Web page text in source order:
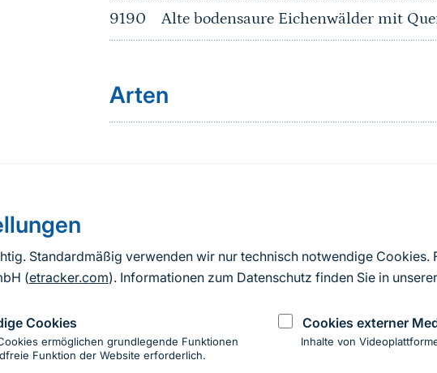
Standardmäßig verwenden wir nur technisch notwendige Cookies.
(etracker.com). Informationen zum Datenschutz finden Sie in unserer
Cookies
ermöglichen grundlegende Funktionen
Funktion der Website erforderlich.
Cookies externer
Inhalte von
9190 Alte bodensaure Eichenwälder mit
Arten
Nach Angaben der an die EU übermittelten
2019). Aus besonderen Schutzgründen enthalten